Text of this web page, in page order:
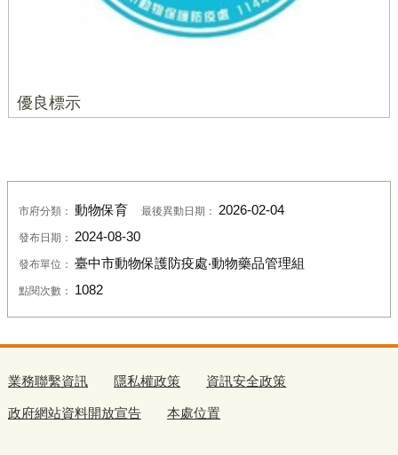
優良標示
市府分類： 動物保育 最後異動日期： 2026-02-04
發布日期： 2024-08-30
發布單位： 臺中市動物保護防疫處‧動物藥品管理組
點閱次數： 1082
業務聯繫資訊 隱私權政策 資訊安全政策
政府網站資料開放宣告 本處位置